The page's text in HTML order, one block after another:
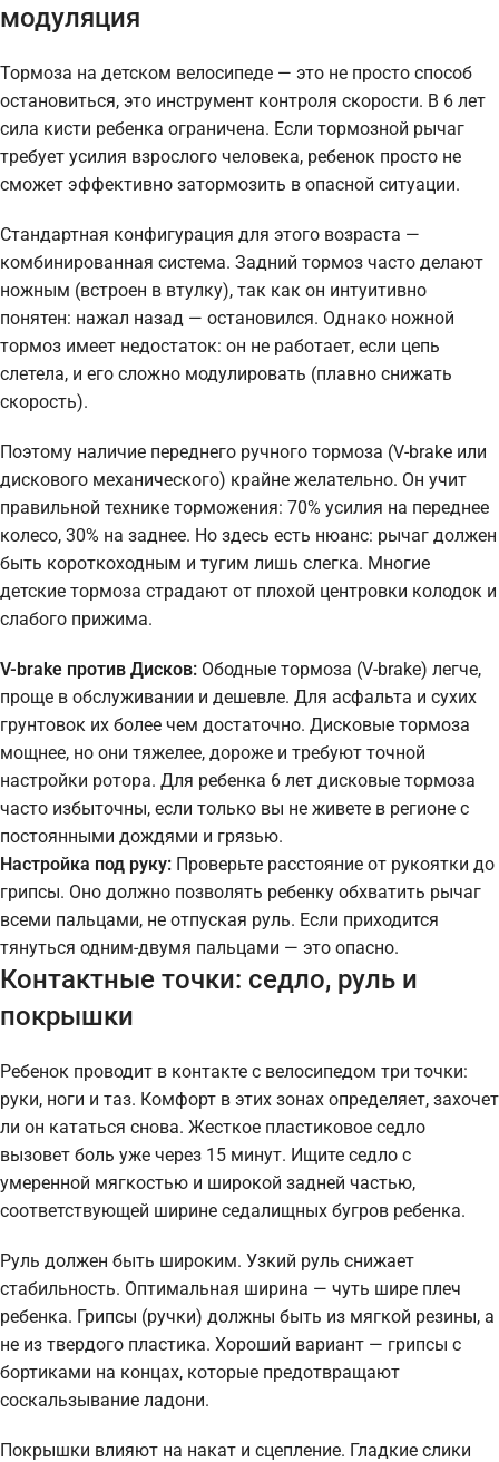
модуляция
Тормоза на детском велосипеде — это не просто способ
остановиться, это инструмент контроля скорости. В 6 лет
сила кисти ребенка ограничена. Если тормозной рычаг
требует усилия взрослого человека, ребенок просто не
сможет эффективно затормозить в опасной ситуации.
Стандартная конфигурация для этого возраста —
комбинированная система. Задний тормоз часто делают
ножным (встроен в втулку), так как он интуитивно
понятен: нажал назад — остановился. Однако ножной
тормоз имеет недостаток: он не работает, если цепь
слетела, и его сложно модулировать (плавно снижать
скорость).
Поэтому наличие переднего ручного тормоза (V-brake или
дискового механического) крайне желательно. Он учит
правильной технике торможения: 70% усилия на переднее
колесо, 30% на заднее. Но здесь есть нюанс: рычаг должен
быть короткоходным и тугим лишь слегка. Многие
детские тормоза страдают от плохой центровки колодок и
слабого прижима.
V-brake против Дисков: Ободные тормоза (V-brake) легче,
проще в обслуживании и дешевле. Для асфальта и сухих
грунтовок их более чем достаточно. Дисковые тормоза
мощнее, но они тяжелее, дороже и требуют точной
настройки ротора. Для ребенка 6 лет дисковые тормоза
часто избыточны, если только вы не живете в регионе с
постоянными дождями и грязью.
Настройка под руку: Проверьте расстояние от рукоятки до
грипсы. Оно должно позволять ребенку обхватить рычаг
всеми пальцами, не отпуская руль. Если приходится
тянуться одним-двумя пальцами — это опасно.
Контактные точки: седло, руль и
покрышки
Ребенок проводит в контакте с велосипедом три точки:
руки, ноги и таз. Комфорт в этих зонах определяет, захочет
ли он кататься снова. Жесткое пластиковое седло
вызовет боль уже через 15 минут. Ищите седло с
умеренной мягкостью и широкой задней частью,
соответствующей ширине седалищных бугров ребенка.
Руль должен быть широким. Узкий руль снижает
стабильность. Оптимальная ширина — чуть шире плеч
ребенка. Грипсы (ручки) должны быть из мягкой резины, а
не из твердого пластика. Хороший вариант — грипсы с
бортиками на концах, которые предотвращают
соскальзывание ладони.
Покрышки влияют на накат и сцепление. Гладкие слики